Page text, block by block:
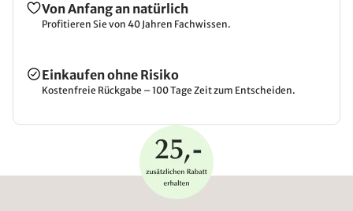
Von Anfang an natürlich
Profitieren Sie von 40 Jahren Fachwissen.
Einkaufen ohne Risiko
Kostenfreie Rückgabe – 100 Tage Zeit zum Entscheiden.